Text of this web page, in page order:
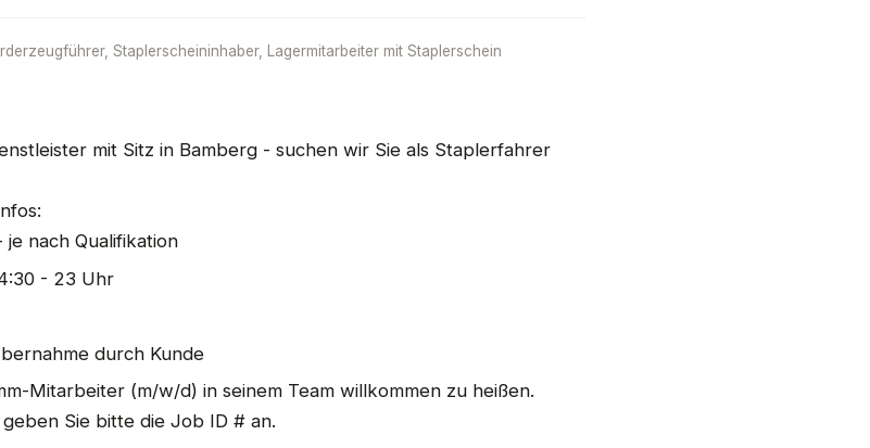
Staplerscheininhaber, Lagermitarbeiter mit Staplerschein
mit Sitz in Bamberg - suchen wir Sie als Staplerfahrer
nach Qualifikation
- 23 Uhr
durch Kunde
Mitarbeiter (m/w/d) in seinem Team willkommen zu heißen.
Sie bitte die Job ID # an.